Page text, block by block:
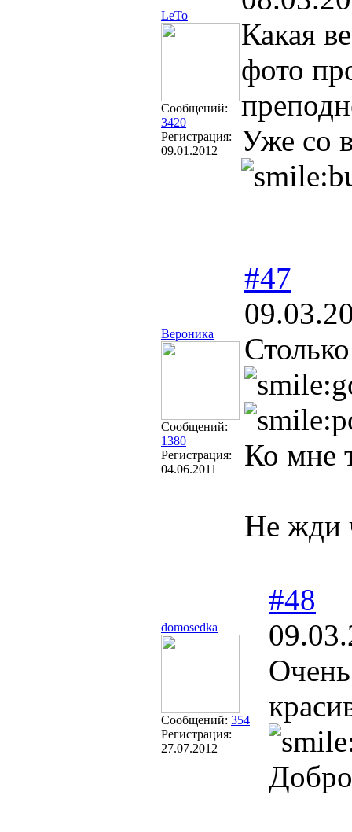
LeTo
Сообщений:
3420
Регистрация:
09.01.2012
Какая
фото
Уже со
Вероника
Сообщений:
1380
Регистрация:
04.06.2011
#47
Ко мне
Не жди
domosedka
Сообщений: 354
Регистрация:
27.07.2012
#48